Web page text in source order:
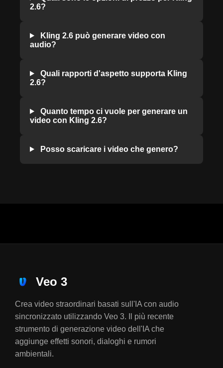
2.6?
Kling 2.6 può generare video con
audio?
Quali rapporti d'aspetto supporta Kling
2.6?
Quanto tempo ci vuole per generare un
video con Kling 2.6?
Posso scaricare i video che genero?
Veo 3
Crea video straordinari basati sull'IA con audio
sincronizzato utilizzando Veo 3. Il più recente
strumento di generazione video dell'IA che
aggiunge effetti sonori, dialoghi e rumori
ambientali.